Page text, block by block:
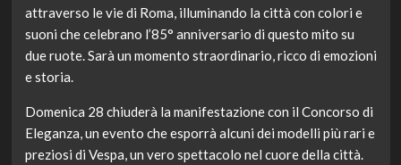
attraverso le vie di Roma, illuminando la città con colori e
suoni che celebrano l’85° anniversario di questo mito su
due ruote. Sarà un momento straordinario, ricco di emozioni
e storia.
Domenica 28 chiuderà la manifestazione con il Concorso di
Eleganza, un evento che esporrà alcuni dei modelli più rari e
preziosi di Vespa, un vero spettacolo nel cuore della città.